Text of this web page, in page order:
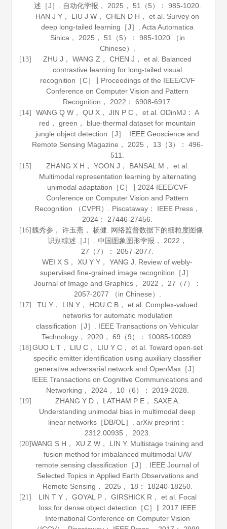
述［J］.
自动化学报 ， 2025 ， 51
（5）： 985-1020.
HAN J Y， LIU J W， CHEN D H， et al. Survey on
deep long-tailed learning［J］.Acta Automatica
Sinica ， 2025 ， 51
（5）： 985-1020 （in
Chinese）.
[13]
ZHU J， WANG Z， CHEN J， et al. Balanced
contrastive learning for long-tailed visual
recognition［C］∥ Proceedings of the IEEE/CVF
Conference on Computer Vision and Pattern
Recognition， 2022 ： 6908-6917.
[14]
WANG Q W， QU X， JIN P C， et al. ODinMJ： A
red， green， blue-thermal dataset for mountain
jungle object detection［J］. IEEE Geoscience and
Remote Sensing Magazine ， 2025 ， 13 （3）： 496-
511.
[15]
ZHANG X H， YOON J， BANSAL M， et al.
Multimodal representation learning by alternating
unimodal adaptation［C］∥ 2024 IEEE/CVF
Conference on Computer Vision and Pattern
Recognition （CVPR）. Piscataway： IEEE Press，
2024 ： 27446-27456.
[16] 魏秀参， 许玉燕， 杨健. 网络监督数据下的细粒度图像
识别综述［J］.中国图象图形学报 ， 2022 ，
27 （7）： 2057-2077.
WEI X S， XU Y Y， YANG J. Review of webly-
supervised fine-grained image recognition［J］.
Journal of Image and Graphics， 2022 ， 27 （7）：
2057-2077 （in Chinese）.
[17]
TU Y， LIN Y， HOU C B， et al. Complex-valued
networks for automatic modulation
classification［J］. IEEE Transactions on Vehicular
Technology ， 2020 ，69 （9）： 10085-10089.
[18] GUO L T， LIU C， LIU Y C， et al. Toward open-set
specific emitter identification using auxiliary classifier
generative adversarial network and OpenMax［J］.
IEEE Transactions on Cognitive Communications and
Networking ， 2024， 10（6）： 2019-2028.
[19]
ZHANG Y D， LATHAM P E， SAXE A.
Understanding unimodal bias in multimodal deep
linear networks［DB/OL］.arXiv preprint：
2312 00935 ， 2023.
[20]WANG S H， XU Z W， LIN Y. Multistage training and
fusion method for imbalanced multimodal UAV
remote sensing classification［J］. IEEE Journal of
Selected Topics in Applied Earth Observations and
Remote Sensing ， 2025 ， 18 ： 18240-18250.
[21]
LIN T Y， GOYAL P， GIRSHICK R， et al. Focal
loss for dense object detection［C］∥ 2017 IEEE
International Conference on Computer Vision